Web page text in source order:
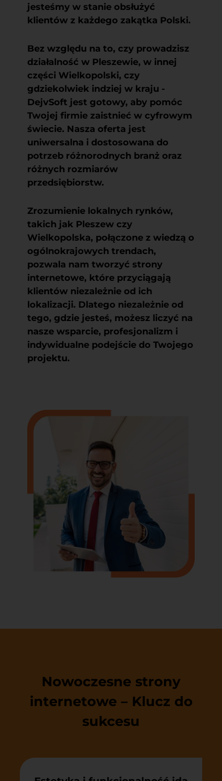
jesteśmy w stanie obsłużyć
klientów z każdego zakątka Polski.
Bez względu na to, czy prowadzisz
działalność w Pleszewie, w innej
części Wielkopolski, czy
gdziekolwiek indziej w kraju -
DejvSoft jest gotowy, aby pomóc
Twojej firmie zaistnieć w cyfrowym
świecie. Nasza oferta jest
uniwersalna i dostosowana do
potrzeb różnorodnych branż oraz
różnych rozmiarów
przedsiębiorstw.
Zrozumienie lokalnych rynków,
takich jak Pleszew czy
Wielkopolska, połączone z wiedzą o
ogólnokrajowych trendach,
pozwala nam tworzyć strony
internetowe, które przyciągają
klientów niezależnie od ich
lokalizacji. Dlatego niezależnie od
tego, gdzie jesteś, możesz liczyć na
nasze wsparcie, profesjonalizm i
indywidualne podejście do Twojego
projektu.
Nowoczesne strony
internetowe – Klucz do
sukcesu